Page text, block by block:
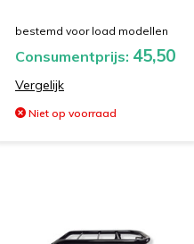
bestemd voor load modellen
Consumentprijs: 45,50
Vergelijk
Niet op voorraad